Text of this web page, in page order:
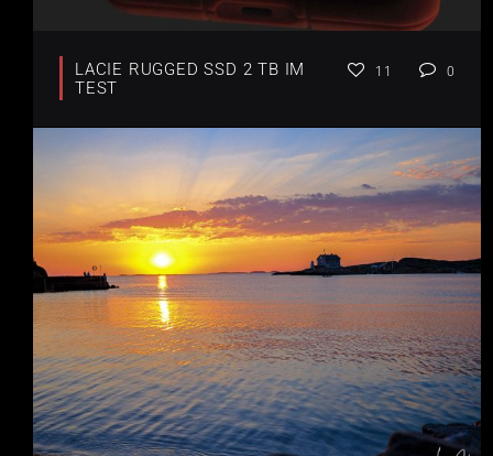
LACIE RUGGED SSD 2 TB IM
TEST
11 0